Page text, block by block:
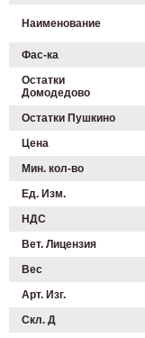
Наименование
Фас-ка
Остатки
Домодедово
Остатки Пушкино
Цена
Мин. кол-во
Ед. Изм.
НДС
Вет. Лицензия
Вес
Арт. Изг.
Скл. Д